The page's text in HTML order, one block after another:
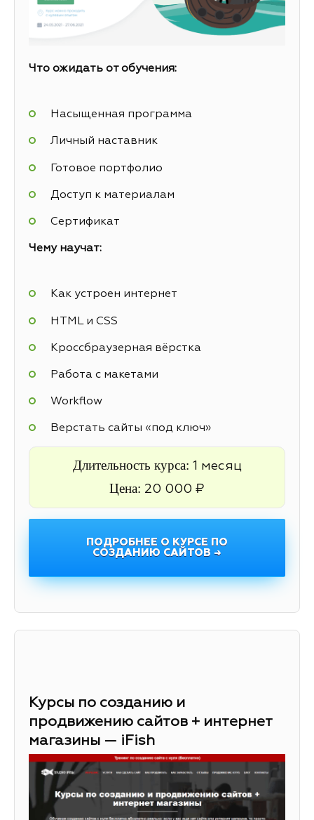
Что ожидать от обучения:
Насыщенная программа
Личный наставник
Готовое портфолио
Доступ к материалам
Сертификат
Чему научат:
Как устроен интернет
HTML и CSS
Кроссбраузерная вёрстка
Работа с макетами
Workflow
Верстать сайты «под ключ»
Длительность курса: 1 месяц
Цена: 20 000 ₽
ПОДРОБНЕЕ О КУРСЕ ПО
СОЗДАНИЮ САЙТОВ →
Курсы по созданию и
продвижению сайтов + интернет
магазины — iFish